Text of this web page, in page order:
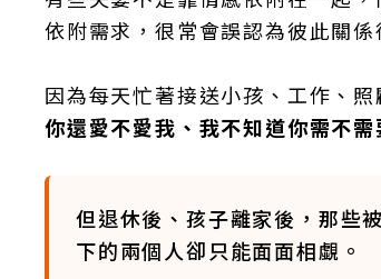
依附需求，很常會誤認為彼此關係
因為每天忙著接送小孩、工作、
你還愛不愛我、我不知道你需不需
但退休後、孩子離家後，那些
下的兩個人卻只能面面相覷。